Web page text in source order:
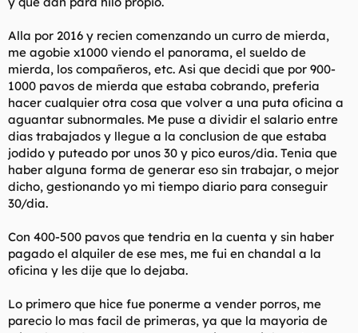
Alla por 2016 y recien comenzando un curro de mierda,
me agobie x1000 viendo el panorama, el sueldo de
mierda, los compañeros, etc. Asi que decidi que por 900-
1000 pavos de mierda que estaba cobrando, preferia
hacer cualquier otra cosa que volver a una puta oficina a
aguantar subnormales. Me puse a dividir el salario entre
dias trabajados y llegue a la conclusion de que estaba
jodido y puteado por unos 30 y pico euros/dia. Tenia que
haber alguna forma de generar eso sin trabajar, o mejor
dicho, gestionando yo mi tiempo diario para conseguir
30/dia.
Con 400-500 pavos que tendria en la cuenta y sin haber
pagado el alquiler de ese mes, me fui en chandal a la
oficina y les dije que lo dejaba.
Lo primero que hice fue ponerme a vender porros, me
parecio lo mas facil de primeras, ya que la mayoria de